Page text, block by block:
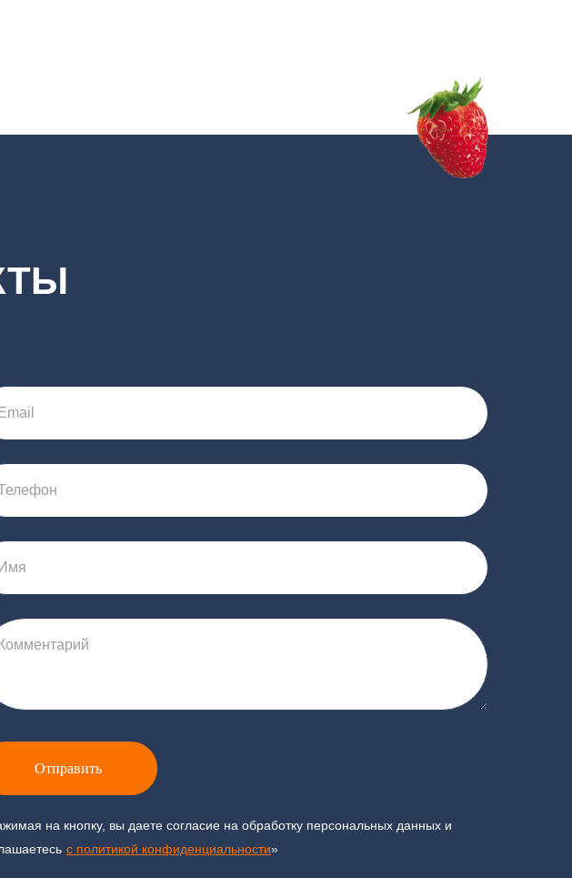
Email
Имя
Комментарий
Отправить
на кнопку, вы даете согласие на обработку персональных данных и
c политикой конфиденциальности»